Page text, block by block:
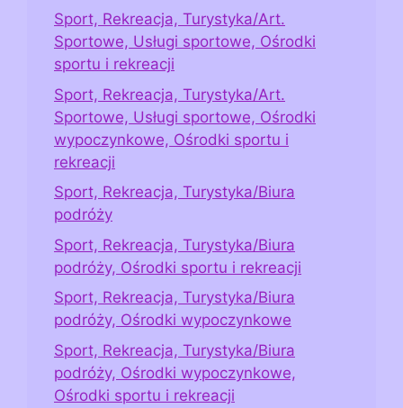
Sport, Rekreacja, Turystyka/Art.
Sportowe, Usługi sportowe, Ośrodki
sportu i rekreacji
Sport, Rekreacja, Turystyka/Art.
Sportowe, Usługi sportowe, Ośrodki
wypoczynkowe, Ośrodki sportu i
rekreacji
Sport, Rekreacja, Turystyka/Biura
podróży
Sport, Rekreacja, Turystyka/Biura
podróży, Ośrodki sportu i rekreacji
Sport, Rekreacja, Turystyka/Biura
podróży, Ośrodki wypoczynkowe
Sport, Rekreacja, Turystyka/Biura
podróży, Ośrodki wypoczynkowe,
Ośrodki sportu i rekreacji